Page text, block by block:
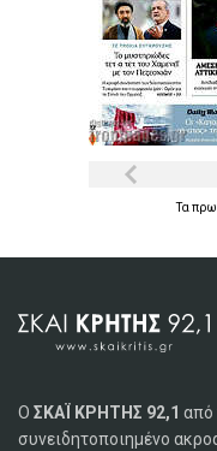
Τα
Ο ΣΚΑΪ ΚΡΗΤΗΣ 92,1 από
συνειδητοποιημένο